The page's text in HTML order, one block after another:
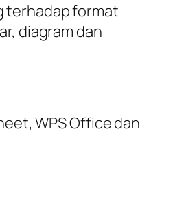
terhadap format
diagram dan
WPS Office dan